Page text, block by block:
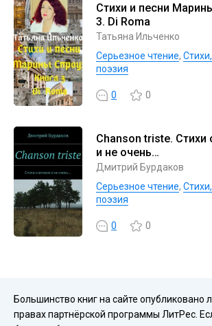
Стихи и песни
3. Di Roma
Татьяна Ильченко
Серьезное чтение,
поэзия
0 0
Chanson triste. Стихи
и не очень…
Дмитрий Бурдаков
Серьезное чтение,
поэзия
0 0
Большинство книг на сайте опубликовано
правах партнёрской программы ЛитРес.